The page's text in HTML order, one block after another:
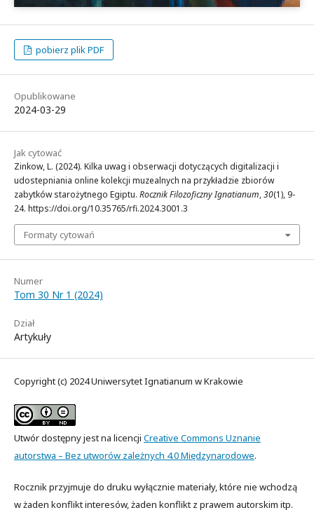
pobierz plik PDF
Opublikowane
2024-03-29
Jak cytować
Zinkow, L. (2024). Kilka uwag i obserwacji dotyczących digitalizacji i
udostepniania online kolekcji muzealnych na przykładzie zbiorów
zabytków starożytnego Egiptu. Rocznik Filozoficzny Ignatianum,30(1), 9-
24. https://doi.org/10.35765/rfi.2024.3001.3
Formaty cytowań
Numer
Tom 30 Nr 1 (2024)
Dział
Artykuły
Copyright (c) 2024 Uniwersytet Ignatianum w Krakowie
Utwór dostępny jest na licencji Creative Commons Uznanie
autorstwa – Bez utworów zależnych 4.0 Międzynarodowe.
Rocznik przyjmuje do druku wyłącznie materiały, które nie wchodzą
w żaden konflikt interesów, żaden konflikt z prawem autorskim itp.